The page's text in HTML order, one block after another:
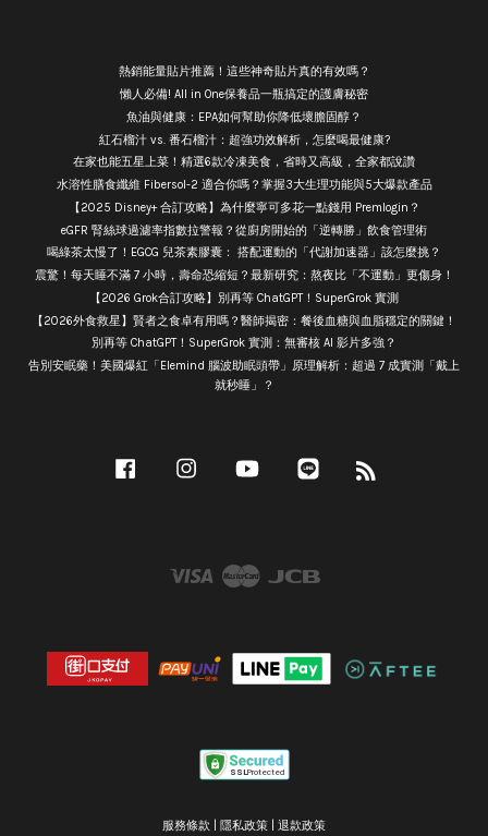
熱銷能量貼片推薦！這些神奇貼片真的有效嗎？
懶人必備! All in One保養品一瓶搞定的護膚秘密
魚油與健康：EPA如何幫助你降低壞膽固醇？
紅石榴汁 vs. 番石榴汁：超強功效解析，怎麼喝最健康?
在家也能五星上菜！精選6款冷凍美食，省時又高級，全家都說讚
水溶性膳食纖維 Fibersol-2 適合你嗎？掌握3大生理功能與5大爆款產品
【2025 Disney+ 合訂攻略】為什麼寧可多花一點錢用 Premlogin？
eGFR 腎絲球過濾率指數拉警報？從廚房開始的「逆轉勝」飲食管理術
喝綠茶太慢了！EGCG 兒茶素膠囊： 搭配運動的「代謝加速器」該怎麼挑？
震驚！每天睡不滿 7 小時，壽命恐縮短？最新研究：熬夜比「不運動」更傷身！
【2026 Grok合訂攻略】別再等 ChatGPT！SuperGrok 實測
【2026外食救星】賢者之食卓有用嗎？醫師揭密：餐後血糖與血脂穩定的關鍵！
別再等 ChatGPT！SuperGrok 實測：無審核 AI 影片多強？
告別安眠藥！美國爆紅「Elemind 腦波助眠頭帶」原理解析：超過 7 成實測「戴上
就秒睡」？
Facebook Instagram YouTube
Visa Master
服務條款 隱私政策 退款政策